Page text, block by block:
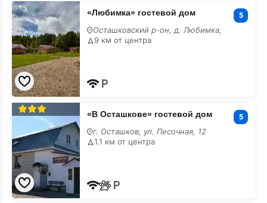
«Любимка»
гостевой
дом
«Любимка» гостевой дом 5
Осташковский р-он, д. Любимка,
9 км от центра
«В
Осташкове»
дом
«В Осташкове» гостевой дом 5
г. Осташков, ул. Песочная, 12
1.1 км от центра